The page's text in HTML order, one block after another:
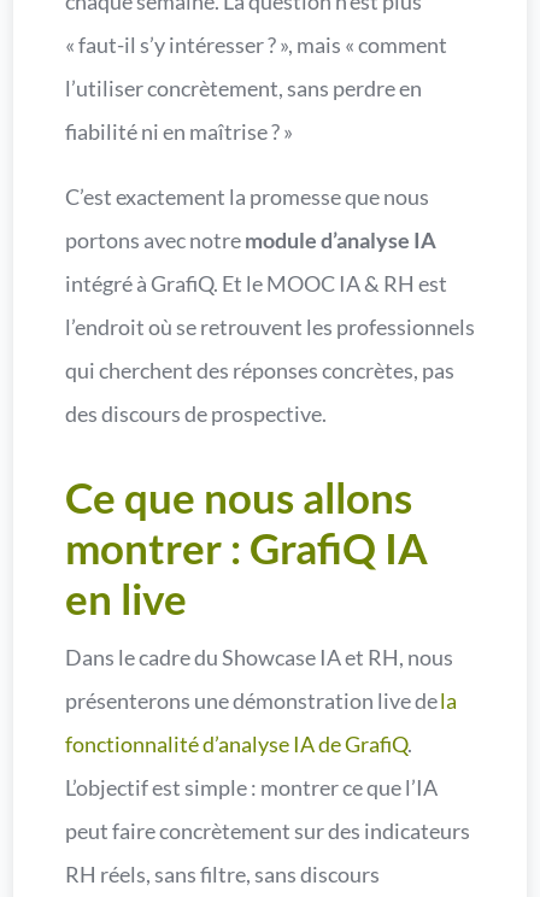
« faut-il s’y intéresser ? », mais « comment
l’utiliser concrètement, sans perdre en
fiabilité ni en maîtrise ? »
C’est exactement la promesse que nous
portons avec notremodule d’analyse IA
intégré à GrafiQ. Et le MOOC IA & RH est
l’endroit où se retrouvent les professionnels
qui cherchent des réponses concrètes, pas
des discours de prospective.
Ce que nous allons
montrer : GrafiQ IA
en live
Dans le cadre du Showcase IA et RH, nous
présenterons une démonstration live dela
fonctionnalité d’analyse IA de GrafiQ.
L’objectif est simple : montrer ce que l’IA
peut faire concrètement sur des indicateurs
RH réels, sans filtre, sans discours